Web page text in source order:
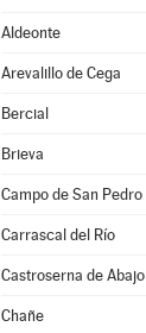
Aldeonte
Arevalillo de Cega
Bercial
Brieva
Campo de San Pedro
Carrascal del Río
Castroserna de Abajo
Chañe